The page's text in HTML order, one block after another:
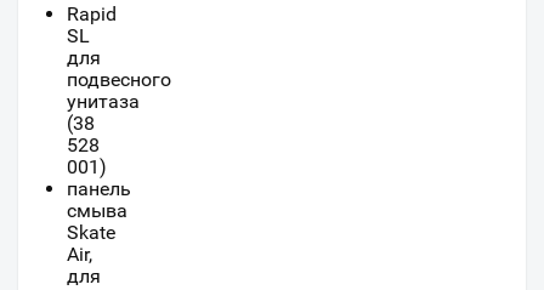
Rapid
SL
для
подвесного
унитаза
(38
528
001)
панель
смыва
Skate
Air,
для